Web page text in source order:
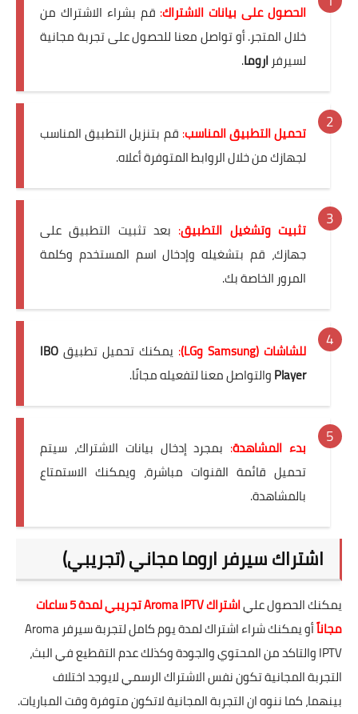
الحصول على بيانات الاشتراك: قم بشراء الاشتراك من
خلال المتجر. أو تواصل معنا للحصول على تجربة مجانية
لسيرفراروما.
تحميل التطبيق المناسب: قم بتنزيل التطبيق المناسب
لجهازك من خلال الروابط المتوفرة أعلاه.
تثبيت وتشغيل التطبيق: بعد تثبيت التطبيق على
جهازك، قم بتشغيله وإدخال اسم المستخدم وكلمة
المرور الخاصة بك.
للشاشات (Samsung وLG) : يمكنك تحميل تطبيق IBO
Playerوالتواصل معنا لتفعيله مجانًا.
بدء المشاهدة: بمجرد إدخال بيانات الاشتراك، سيتم
تحميل قائمة القنوات مباشرة، ويمكنك الاستمتاع
بالمشاهدة.
اشتراك سيرفر اروما مجاني (تجريبي)
يمكنك الحصول علياشتراك Aroma IPTV
تجريبي لمدة 5 ساعات
مجاناً
أو يمكنك شراء اشتراك لمدة يوم كامل لتجربة سيرفر Aroma
IPTV والتاكد من المحتوي والجودة وكذلك عدم التقطيع في البث،
التجربة المجانية تكون نفس الاشتراك الرسمي لايوجد اختلاف
بينهما، كما ننوه ان التجربة المجانية لاتكون متوفرة وقت المباريات.